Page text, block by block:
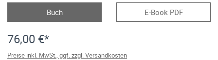
Buch E-Book PDF
76,00 €*
Preise inkl. MwSt., ggf. zzgl. Versandkosten